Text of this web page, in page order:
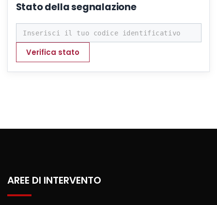
Stato della segnalazione
Codice segnalazione
Verifica stato
AREE DI INTERVENTO